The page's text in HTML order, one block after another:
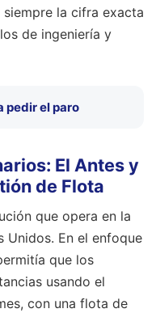
la cifra exacta
de ingeniería y
pedir el paro
El Antes y
de Flota
que opera en la
En el enfoque
que los
usando el
con una flota de